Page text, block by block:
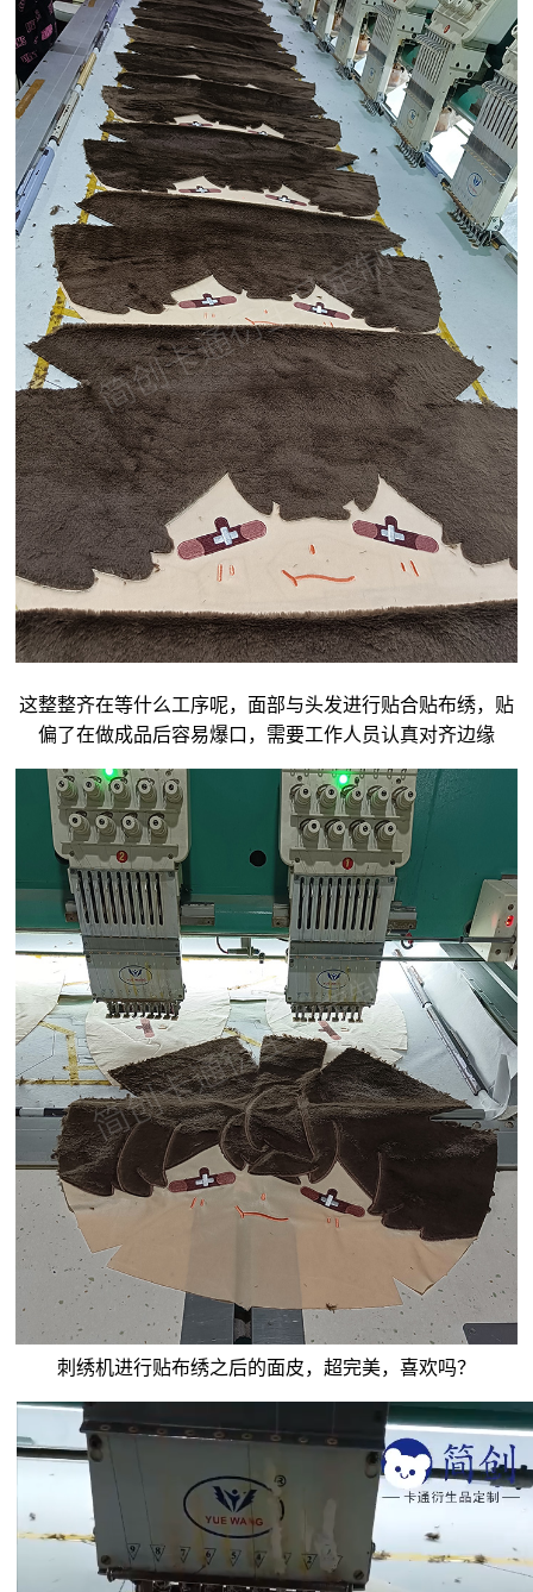
这整整齐在等什么工序呢，面部与头发进行贴合贴布绣，贴
偏了在做成品后容易爆口，需要工作人员认真对齐边缘
刺绣机进行贴布绣之后的面皮，超完美，喜欢吗？